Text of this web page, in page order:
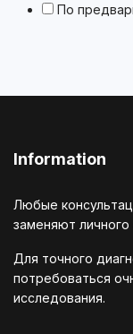
По
Information
Любые
заменяют
Для точного
потребоваться
исследования.